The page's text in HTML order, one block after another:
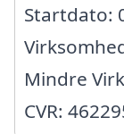
Startdato:
Mindre
CVR: